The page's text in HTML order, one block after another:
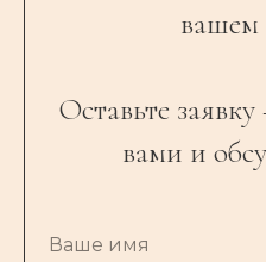
вашем
Оставьте
вами и
Ваше имя